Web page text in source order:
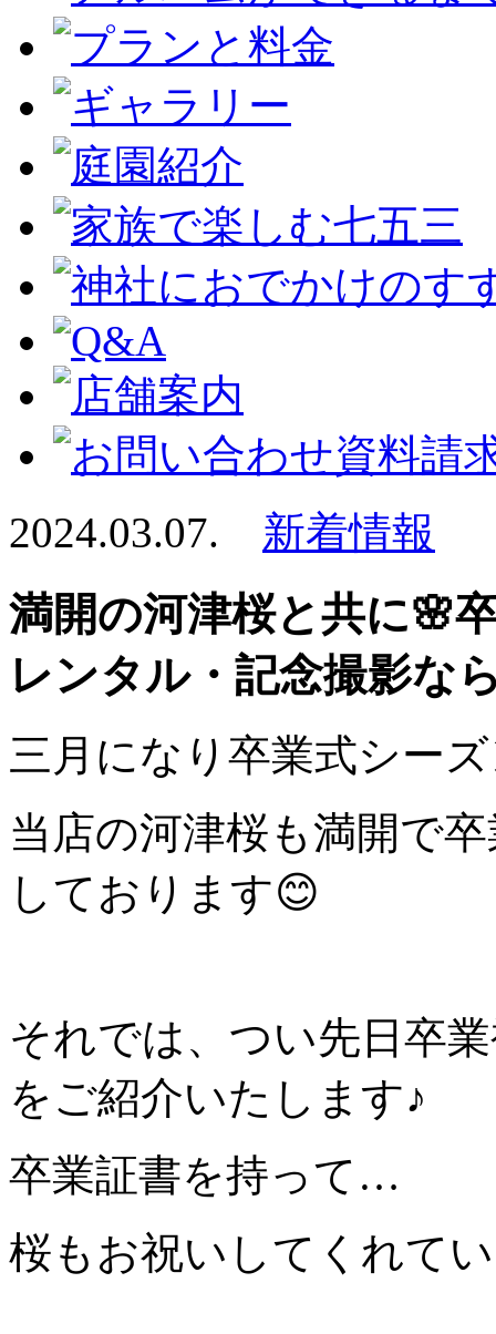
2024.03.07. 新着情報
満開の河津桜と共に🌸
レンタル・記念撮影な
三月になり卒業式シー
当店の河津桜も満開で
しております😊
それでは、つい先日卒
をご紹介いたします♪
卒業証書を持って…
桜もお祝いしてくれて